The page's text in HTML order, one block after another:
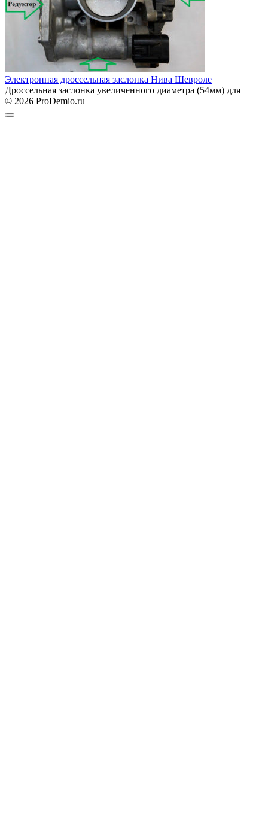
Электронная дроссельная заслонка Нива Шевроле
Дроссельная заслонка увеличенного диаметра (54мм) для
© 2026 ProDemio.ru